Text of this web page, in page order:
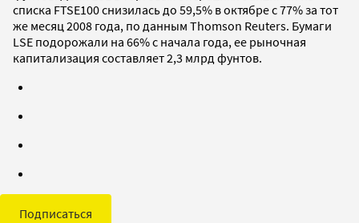
списка FTSE100 снизилась до 59,5% в октябре с 77% за тот
же месяц 2008 года, по данным Thomson Reuters. Бумаги
LSE подорожали на 66% с начала года, ее рыночная
капитализация составляет 2,3 млрд фунтов.
Подписаться